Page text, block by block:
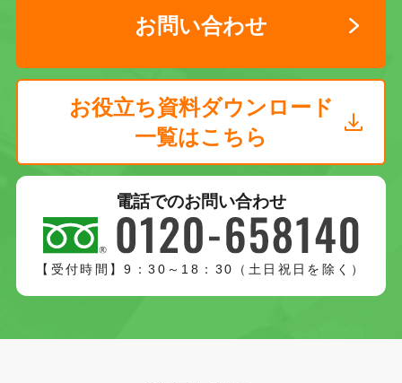
お問い合わせ
お役立ち資料ダウンロード
一覧はこちら
電話でのお問い合わせ
【受付時間】9：30～18：30（土日祝日を除く）